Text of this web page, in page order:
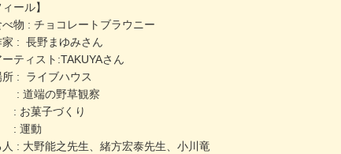
ィール】
物 : チョコレートブラウニー
家 : 長野まゆみさん
ティスト:TAKUYAさん
所 : ライブハウス
端の野草観察
菓子づくり
運動
: 大野能之先生、緒方宏泰先生、小川竜